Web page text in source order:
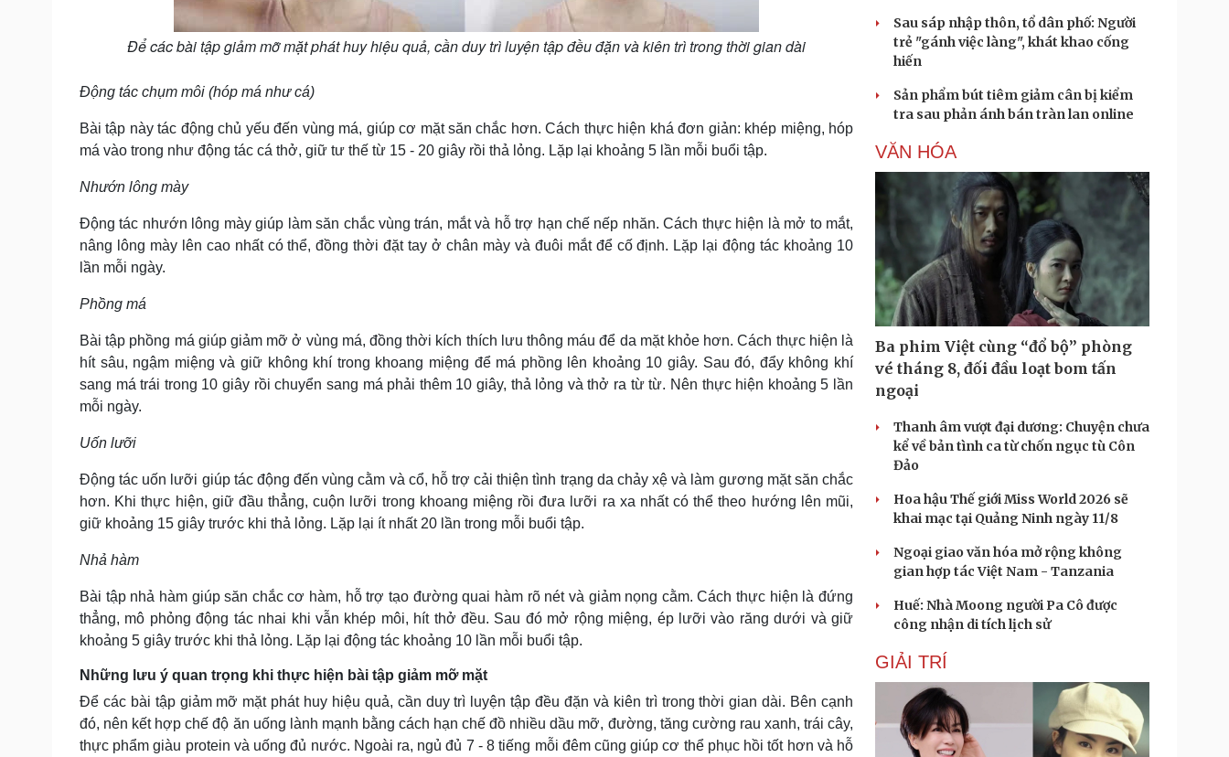
Để các bài tập giảm mỡ mặt phát huy hiệu quả, cần duy trì luyện tập đều đặn và kiên trì trong thời gian dài
Động tác chụm môi (hóp má như cá)
Bài tập này tác động chủ yếu đến vùng má, giúp cơ mặt săn chắc hơn. Cách thực hiện khá đơn giản: khép miệng, hóp
má vào trong như động tác cá thở, giữ tư thế từ 15 - 20 giây rồi thả lỏng. Lặp lại khoảng 5 lần mỗi buổi tập.
Nhướn lông mày
Động tác nhướn lông mày giúp làm săn chắc vùng trán, mắt và hỗ trợ hạn chế nếp nhăn. Cách thực hiện là mở to mắt,
nâng lông mày lên cao nhất có thể, đồng thời đặt tay ở chân mày và đuôi mắt để cố định. Lặp lại động tác khoảng 10
lần mỗi ngày.
Phồng má
Bài tập phồng má giúp giảm mỡ ở vùng má, đồng thời kích thích lưu thông máu để da mặt khỏe hơn. Cách thực hiện là
hít sâu, ngậm miệng và giữ không khí trong khoang miệng để má phồng lên khoảng 10 giây. Sau đó, đẩy không khí
sang má trái trong 10 giây rồi chuyển sang má phải thêm 10 giây, thả lỏng và thở ra từ từ. Nên thực hiện khoảng 5 lần
mỗi ngày.
Uốn lưỡi
Động tác uốn lưỡi giúp tác động đến vùng cằm và cổ, hỗ trợ cải thiện tình trạng da chảy xệ và làm gương mặt săn chắc
hơn. Khi thực hiện, giữ đầu thẳng, cuộn lưỡi trong khoang miệng rồi đưa lưỡi ra xa nhất có thể theo hướng lên mũi,
giữ khoảng 15 giây trước khi thả lỏng. Lặp lại ít nhất 20 lần trong mỗi buổi tập.
Nhả hàm
Bài tập nhả hàm giúp săn chắc cơ hàm, hỗ trợ tạo đường quai hàm rõ nét và giảm nọng cằm. Cách thực hiện là đứng
thẳng, mô phỏng động tác nhai khi vẫn khép môi, hít thở đều. Sau đó mở rộng miệng, ép lưỡi vào răng dưới và giữ
khoảng 5 giây trước khi thả lỏng. Lặp lại động tác khoảng 10 lần mỗi buổi tập.
Những lưu ý quan trọng khi thực hiện bài tập giảm mỡ mặt
Để các bài tập giảm mỡ mặt phát huy hiệu quả, cần duy trì luyện tập đều đặn và kiên trì trong thời gian dài. Bên cạnh
đó, nên kết hợp chế độ ăn uống lành mạnh bằng cách hạn chế đồ nhiều dầu mỡ, đường, tăng cường rau xanh, trái cây,
thực phẩm giàu protein và uống đủ nước. Ngoài ra, ngủ đủ 7 - 8 tiếng mỗi đêm cũng giúp cơ thể phục hồi tốt hơn và hỗ
Sau sáp nhập thôn, tổ dân phố: Người
trẻ "gánh việc làng", khát khao cống
hiến
Sản phẩm bút tiêm giảm cân bị kiểm
tra sau phản ánh bán tràn lan online
VĂN HÓA
Ba phim Việt cùng “đổ bộ” phòng
vé tháng 8, đối đầu loạt bom tấn
ngoại
Thanh âm vượt đại dương: Chuyện chưa
kể về bản tình ca từ chốn ngục tù Côn
Đảo
Hoa hậu Thế giới Miss World 2026 sẽ
khai mạc tại Quảng Ninh ngày 11/8
Ngoại giao văn hóa mở rộng không
gian hợp tác Việt Nam - Tanzania
Huế: Nhà Moong người Pa Cô được
công nhận di tích lịch sử
GIẢI TRÍ